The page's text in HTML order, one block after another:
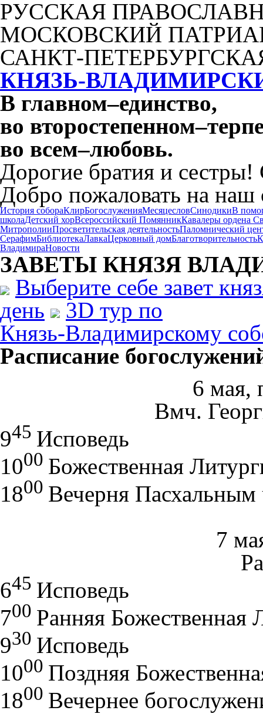
РУССКАЯ
МОСКОВСКИЙ
САНКТ-
КНЯЗЬ-
В главном–единство,
во второстепенном–
во всем–любовь.
Дорогие братия и
Добро пожаловать на наш
История собораКлирБогослуженияМесяцесловСинодикиВ
школаДетский хорВсероссийский ПомянникКавалеры ордена
МитрополииПросветительская деятельностьПаломнический
СерафимБиблиотекаЛавкаЦерковный домБлаготворительность
ВладимираНовости
ЗАВЕТЫ КНЯЗЯ
Выберите себе завет
день
3D тур по
Князь-Владимирскому
Расписание
6 мая,
Вмч.
945 Исповедь
1000 Божественная
1800 Вечерня
7
645 Исповедь
700 Ранняя
930 Исповедь
1000 Поздняя
1800 Вечернее